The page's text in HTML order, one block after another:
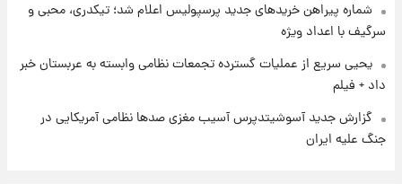
شماره پیراهن خریدهای جدید پرسپولیس اعلام شد؛ تیکدری، محبی و
سرگیف با اعداد ویژه
یحیی سریع از عملیات گسترده تجمعات نظامی وابسته به عربستان خبر
داد + فیلم
گزارش جدید آسوشیتدپرس آسیب مغزی صدها نظامی آمریکایی در
جنگ علیه ایران